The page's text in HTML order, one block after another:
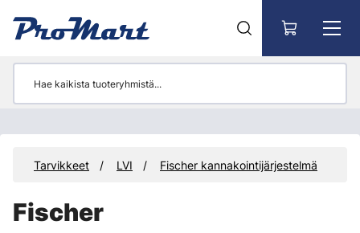
Tarvikkeet LVI Fischer kannakointijärjestelmä
Fischer